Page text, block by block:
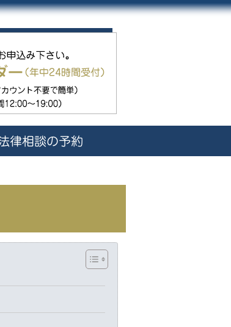
介（向陽法律事務所）
律相談の予約